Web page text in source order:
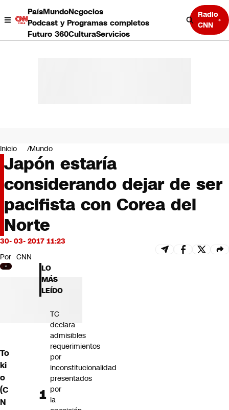
PaísMundoNegocios
Podcast y Programas completos
Futuro 360CulturaServicios
Radio
CNN
Negocios
Deportes
Programas completos
Cultura
Servicios
Bits
CNN tiempo
Futuro 360
Inicio Mundo
Japón estaría
considerando dejar de ser
pacifista con Corea del
Norte
30- 03- 2017 11:23
Por CNN
To
ki
o
(C
N
LO
MÁS
LEÍDO
TC
declara
admisibles
requerimientos
por
inconstitucionalidad
presentados
por
la